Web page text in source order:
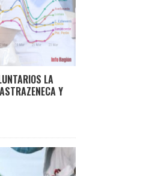
LA
Y